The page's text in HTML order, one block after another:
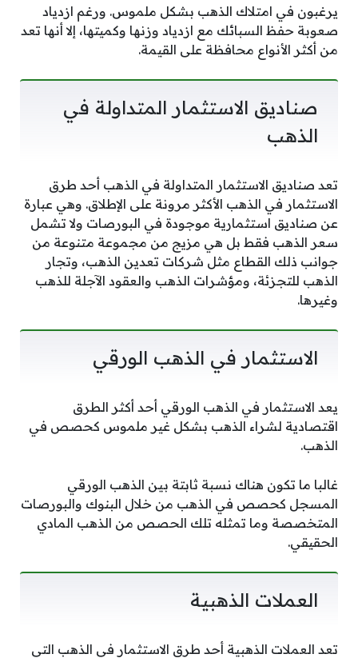
يرغبون في امتلاك الذهب بشكل ملموس. ورغم ازدياد
صعوبة حفظ السبائك مع ازدياد وزنها وكميتها، إلا أنها تعد
من أكثر الأنواع محافظة على القيمة.
صناديق الاستثمار المتداولة في
الذهب
تعد صناديق الاستثمار المتداولة في الذهب أحد طرق
الاستثمار في الذهب الأكثر مرونة على الإطلاق. وهي عبارة
عن صناديق استثمارية موجودة في البورصات ولا تشمل
سعر الذهب فقط بل هي مزيج من مجموعة متنوعة من
جوانب ذلك القطاع مثل شركات تعدين الذهب، وتجار
الذهب للتجزئة، ومؤشرات الذهب والعقود الآجلة للذهب
وغيرها.
الاستثمار في الذهب الورقي
يعد الاستثمار في الذهب الورقي أحد أكثر الطرق
اقتصادية لشراء الذهب بشكل غير ملموس كحصص في
الذهب.
غالبا ما تكون هناك نسبة ثابتة بين الذهب الورقي
المسجل كحصص في الذهب من خلال البنوك والبورصات
المتخصصة وما تمثله تلك الحصص من الذهب المادي
الحقيقي.
العملات الذهبية
تعد العملات الذهبية أحد طرق الاستثمار في الذهب التي